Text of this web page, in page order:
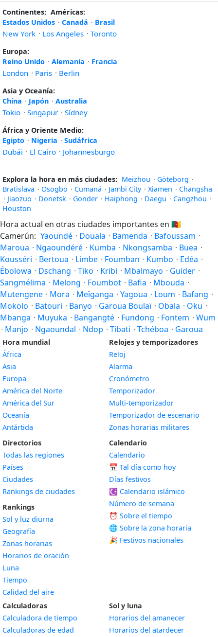
Continentes: Américas:
Estados Unidos · Canadá · Brasil
New York · Los Angeles · Toronto
Europa:
Reino Unido · Alemania · Francia
London · Paris · Berlin
Asia y Oceanía:
China · Japón · Australia
Tokio · Singapur · Sídney
África y Oriente Medio:
Egipto · Nigeria · Sudáfrica
Dubái · El Cairo · Johannesburgo
Explora la hora en más ciudades: Meizhou · Göteborg ·
Bratislava · Osogbo · Cumaná · Jambi City · Xiamen · Changsha
· Jiaozuo · Donetsk · Gonder · Haiphong · Daegu · Cangzhou ·
Houston
Hora actual en otras ciudades importantes en 🇨🇲
Camerún: Yaoundé · Douala · Bamenda · Bafoussam ·
Maroua · Ngaoundéré · Kumba · Nkongsamba · Buea ·
Kousséri · Bertoua · Limbe · Foumban · Kumbo · Edéa ·
Ébolowa · Dschang · Tiko · Kribi · Mbalmayo · Guider ·
Sangmélima · Melong · Foumbot · Bafia · Mbouda ·
Mutengene · Mora · Meïganga · Yagoua · Loum · Bafang ·
Mokolo · Batouri · Banyo · Garoua Boulaï · Obala · Oku ·
Mbanga · Muyuka · Bangangté · Fundong · Fontem · Wum
· Manjo · Ngaoundal · Ndop · Tibati · Tchéboa · Garoua
Hora mundial
África
Asia
Europa
América del Norte
América del Sur
Oceanía
Antártida
Directorios
Todas las regiones
Países
Ciudades
Rankings de ciudades
Rankings
Sol y luz diurna
Geografía
Zonas horarias
Horarios de oración
Luna
Tiempo
Calidad del aire
Relojes y temporizadores
Reloj
Alarma
Cronómetro
Temporizador
Multi-temporizador
Temporizador de escenario
Zonas horarias militares
Calendario
Calendario
📅 Tal día como hoy
Días festivos
☪️ Calendario islámico
Número de semana
⏰ Sobre el tiempo
🌐 Sobre la zona horaria
🎉 Festivos nacionales
Calculadoras
Calculadora de tiempo
Calculadoras de edad
Sol y luna
Horarios del amanecer
Horarios del atardecer